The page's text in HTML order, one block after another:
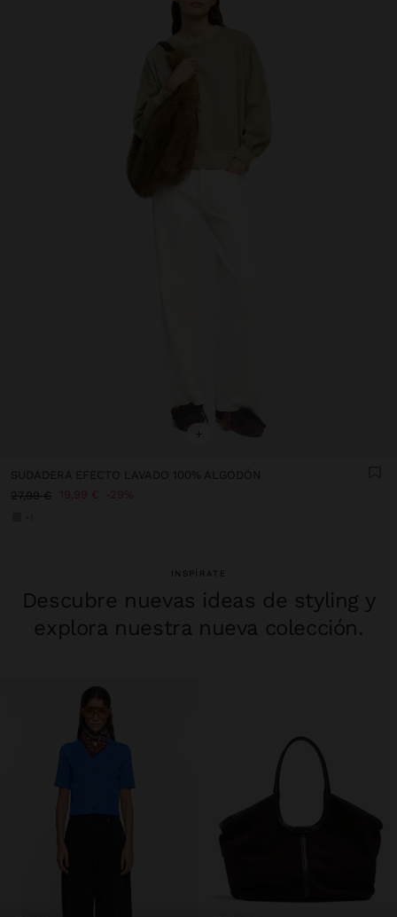
+
SUDADERA EFECTO LAVADO 100% ALGODÓN
27,99 €
19,99 € 29%
INSPÍRATE
Descubre nuevas ideas de styling y
explora nuestra nueva colección.